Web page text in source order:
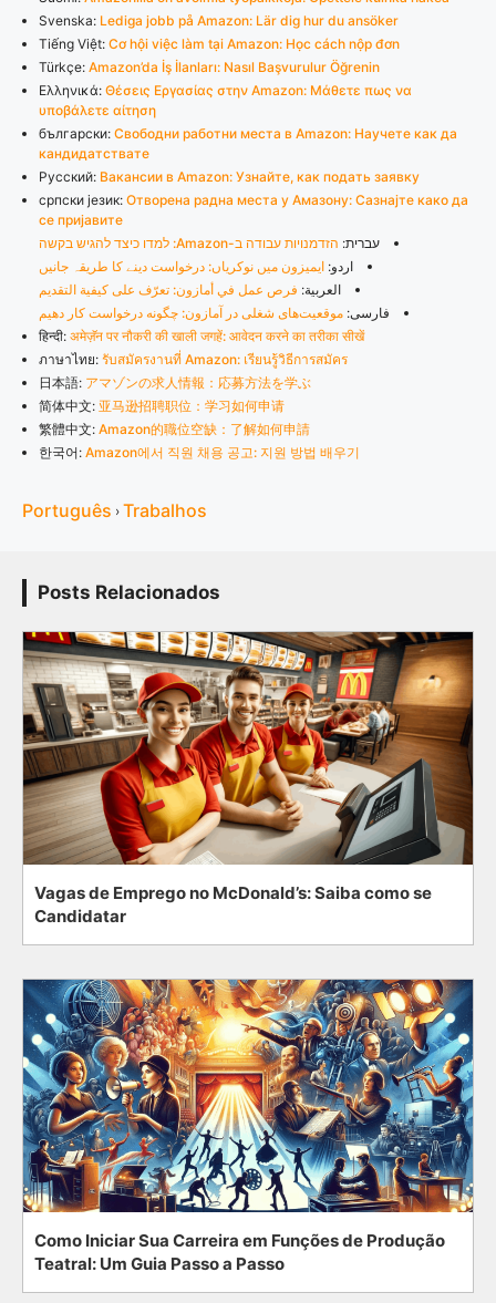
Svenska: Lediga jobb på Amazon: Lär dig hur du ansöker
Tiếng Việt: Cơ hội việc làm tại Amazon: Học cách nộp đơn
Türkçe: Amazon’da İş İlanları: Nasıl Başvurulur Öğrenin
Ελληνικά: Θέσεις Εργασίας στην Amazon: Μάθετε πως να
υποβάλετε αίτηση
български: Свободни работни места в Amazon: Научете как да
кандидатствате
Русский: Вакансии в Amazon: Узнайте, как подать заявку
српски језик: Отворена радна места у Амазону: Сазнајте како да
се пријавите
עברית: הזדמנויות עבודה ב-Amazon: למדו כיצד להגיש בקשה
اردو: ایمیزون میں نوکریاں: درخواست دینے کا طریقہ جانیں
العربية: فرص عمل في أمازون: تعرّف على كيفية التقديم
فارسی: موقعیت‌های شغلی در آمازون: چگونه درخواست کار دهیم
हिन्दी: अमेज़ॅन पर नौकरी की खाली जगहें: आवेदन करने का तरीका सीखें
ภาษาไทย: รับสมัครงานที่ Amazon: เรียนรู้วิธีการสมัคร
日本語: アマゾンの求人情報：応募方法を学ぶ
简体中文: 亚马逊招聘职位：学习如何申请
繁體中文: Amazon的職位空缺：了解如何申請
한국어: Amazon에서 직원 채용 공고: 지원 방법 배우기
Português › Trabalhos
Posts Relacionados
Vagas de Emprego no McDonald’s: Saiba como se
Candidatar
Como Iniciar Sua Carreira em Funções de Produção
Teatral: Um Guia Passo a Passo